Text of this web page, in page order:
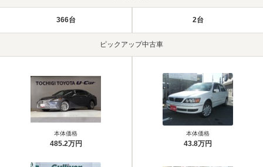
366台 2台
ピックアップ中古車
本体価格
485.2万円
本体価格
43.8万円